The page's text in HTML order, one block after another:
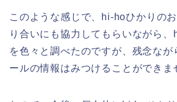
このような感じで、hi-hoひかりの
り合いにも協力してもらいながら
を色々と調べたのですが、残念なが
ールの情報はみつけることができま